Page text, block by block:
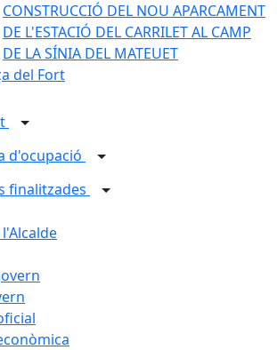
CONSTRUCCIÓ DEL NOU APARCAMENT
DE L'ESTACIÓ DEL CARRILET AL CAMP
DE LA SÍNIA DEL MATEUET
del Fort
d'ocupació
finalitzades